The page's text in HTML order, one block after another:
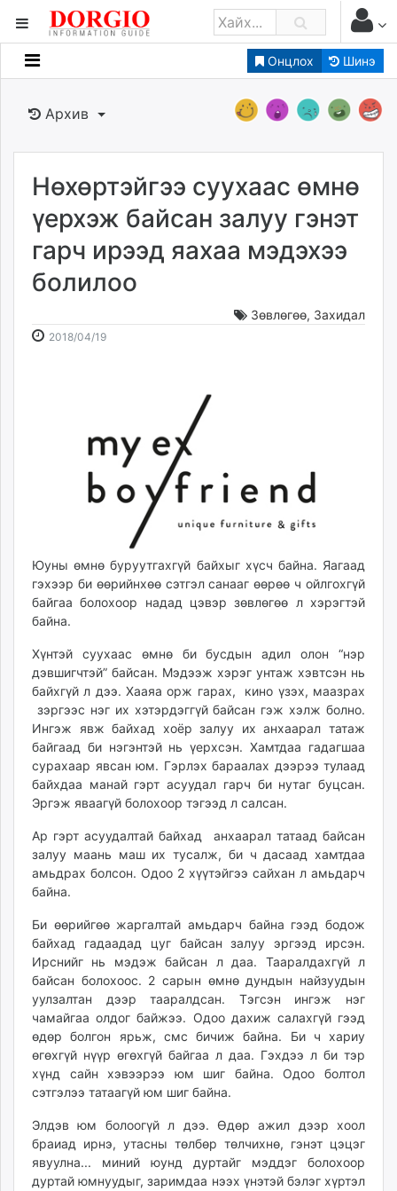
Онцлох Шинэ
Мэдээллийн
Банк санхүү
Бизнес ААН
Төрийн
Нийслэлийн
dorgio.mn
Gogo.mn
news.mn
zindaa.mn
ergelt.mn
zarig.mn
today.mn
mminfo.mn
ugluu.mn
urlag.mn
unen.mn
asu.mn
shudarga.mn
shuurhai.mn
unuudur.mn
isee.mn
mglradio.com
fact.mn
itoim.mn
tumen.mn
shuum.mn
times.mn
tvmongolia.mn
mass.mn
unegui.mn
assa.mn
toim.mn
tac.mn
paparazzi.mn
unread.today
Архив
Нөхөртэйгээ суухаас өмнө
үерхэж байсан залуу гэнэт
гарч ирээд яахаа мэдэхээ
болилоо
Зөвлөгөө, Захидал
2018/04/192018-
2026-
Юуны өмнө буруутгахгүй байхыг хүсч байна. Яагаад
гэхээр би өөрийнхөө сэтгэл санааг өөрөө ч ойлгохгүй
байгаа болохоор надад цэвэр зөвлөгөө л хэрэгтэй
байна.
Хүнтэй суухаас өмнө би бусдын адил олон “нэр
дэвшигчтэй” байсан. Мэдээж хэрэг унтаж хэвтсэн нь
байхгүй л дээ. Хааяа орж гарах, кино үзэх, маазрах
зэргээс нэг их хэтэрдэггүй байсан гэж хэлж болно.
Ингэж явж байхад хоёр залуу их анхаарал татаж
байгаад би нэгэнтэй нь үерхсэн. Хамтдаа гадагшаа
сурахаар явсан юм. Гэрлэх бараалах дээрээ тулаад
байхдаа манай гэрт асуудал гарч би нутаг буцсан.
Эргэж яваагүй болохоор тэгээд л салсан.
Ар гэрт асуудалтай байхад анхаарал татаад байсан
залуу маань маш их тусалж, би ч дасаад хамтдаа
амьдрах болсон. Одоо 2 хүүтэйгээ сайхан л амьдарч
байна.
Би өөрийгөө жаргалтай амьдарч байна гээд бодож
байхад гадаадад цуг байсан залуу эргээд ирсэн.
Ирснийг нь мэдэж байсан л даа. Тааралдахгүй л
байсан болохоос. 2 сарын өмнө дундын найзуудын
уулзалтан дээр тааралдсан. Тэгсэн ингэж нэг
чамайгаа олдог байжээ. Одоо дахиж салахгүй гээд
өдөр болгон ярьж, смс бичиж байна. Би ч хариу
өгөхгүй нүүр өгөхгүй байгаа л даа. Гэхдээ л би тэр
хүнд сайн хэвээрээ юм шиг байна. Одоо болтол
сэтгэлээ татаагүй юм шиг байна.
Элдэв юм болоогүй л дээ. Өдөр ажил дээр хоол
браиад ирнэ, утасны төлбөр төлчихнө, гэнэт цэцэг
явуулна... миний юунд дуртайг мэддэг болохоор
дуртай юмнуудыг, заримдаа нээх үнэтэй бэлэг хүртэл